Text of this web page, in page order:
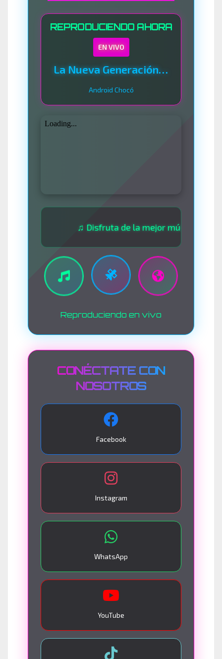
REPRODUCIENDO AHORA
EN VIVO
La Nueva Generación Del Sistema
Android Chocó
♫ Disfruta de la mejor música las 24
Reproduciendo en vivo
CONÉCTATE CON
NOSOTROS
Facebook
Instagram
WhatsApp
YouTube